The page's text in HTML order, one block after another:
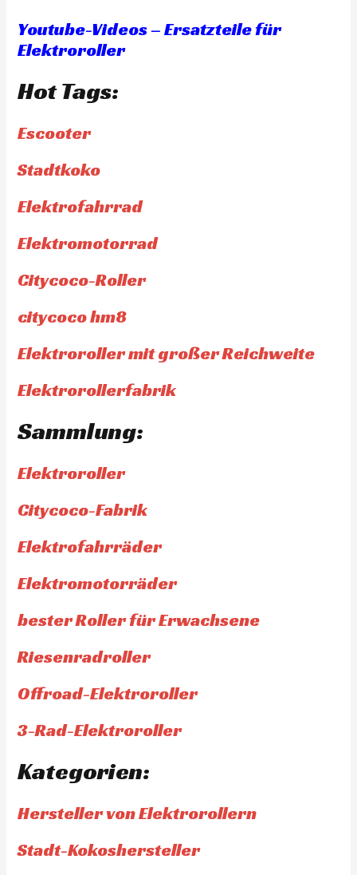
Youtube-Videos – Ersatzteile für
Elektroroller
Hot Tags:
Escooter
Stadtkoko
Elektrofahrrad
Elektromotorrad
Citycoco-Roller
citycoco hm8
Elektroroller mit großer Reichweite
Elektrorollerfabrik
Sammlung:
Elektroroller
Citycoco-Fabrik
Elektrofahrräder
Elektromotorräder
bester Roller für Erwachsene
Riesenradroller
Offroad-Elektroroller
3-Rad-Elektroroller
Kategorien:
Hersteller von Elektrorollern
Stadt-Kokoshersteller